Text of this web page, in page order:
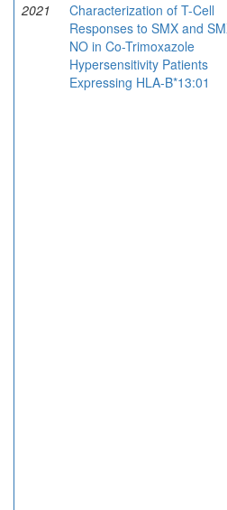
2021
Characterization of T-Cell
Responses to SMX and
NO in Co-Trimoxazole
Hypersensitivity Patients
Expressing HLA-B*13:01